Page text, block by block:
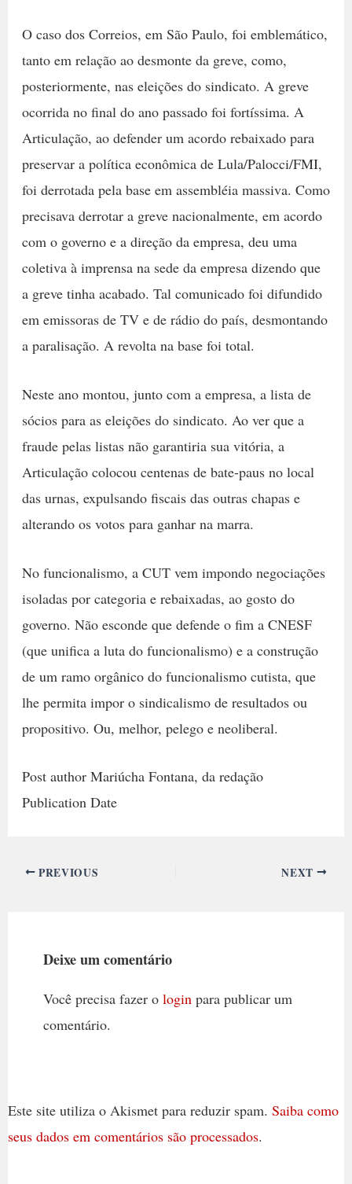
O caso dos Correios, em São Paulo, foi emblemático,
tanto em relação ao desmonte da greve, como,
posteriormente, nas eleições do sindicato. A greve
ocorrida no final do ano passado foi fortíssima. A
Articulação, ao defender um acordo rebaixado para
preservar a política econômica de Lula/Palocci/FMI,
foi derrotada pela base em assembléia massiva. Como
precisava derrotar a greve nacionalmente, em acordo
com o governo e a direção da empresa, deu uma
coletiva à imprensa na sede da empresa dizendo que
a greve tinha acabado. Tal comunicado foi difundido
em emissoras de TV e de rádio do país, desmontando
a paralisação. A revolta na base foi total.
Neste ano montou, junto com a empresa, a lista de
sócios para as eleições do sindicato. Ao ver que a
fraude pelas listas não garantiria sua vitória, a
Articulação colocou centenas de bate-paus no local
das urnas, expulsando fiscais das outras chapas e
alterando os votos para ganhar na marra.
No funcionalismo, a CUT vem impondo negociações
isoladas por categoria e rebaixadas, ao gosto do
governo. Não esconde que defende o fim a CNESF
(que unifica a luta do funcionalismo) e a construção
de um ramo orgânico do funcionalismo cutista, que
lhe permita impor o sindicalismo de resultados ou
propositivo. Ou, melhor, pelego e neoliberal.
Post author Mariúcha Fontana, da redação
Publication Date
PREVIOUS NEXT
Deixe um comentário
Você precisa fazer o login para publicar um
comentário.
Este site utiliza o Akismet para reduzir spam. Saiba como
seus dados em comentários são processados.